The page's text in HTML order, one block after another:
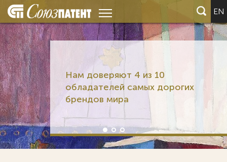
EN
Нам доверяют 4 из 10
обладателей самых дорогих
брендов мира